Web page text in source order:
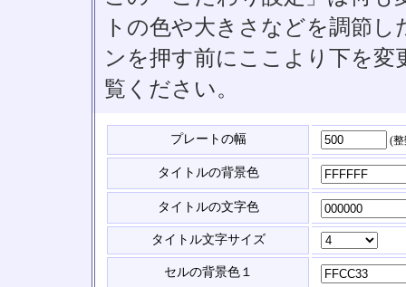
トの色や大きさなどを調節
ンを押す前にここより下を
覧ください。
プレートの幅 (
タイトルの背景色
タイトルの文字色
タイトル文字サイズ
セルの背景色１